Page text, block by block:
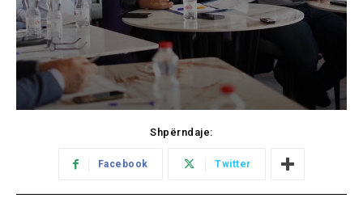
Shpërndaje:
Facebook Twitter